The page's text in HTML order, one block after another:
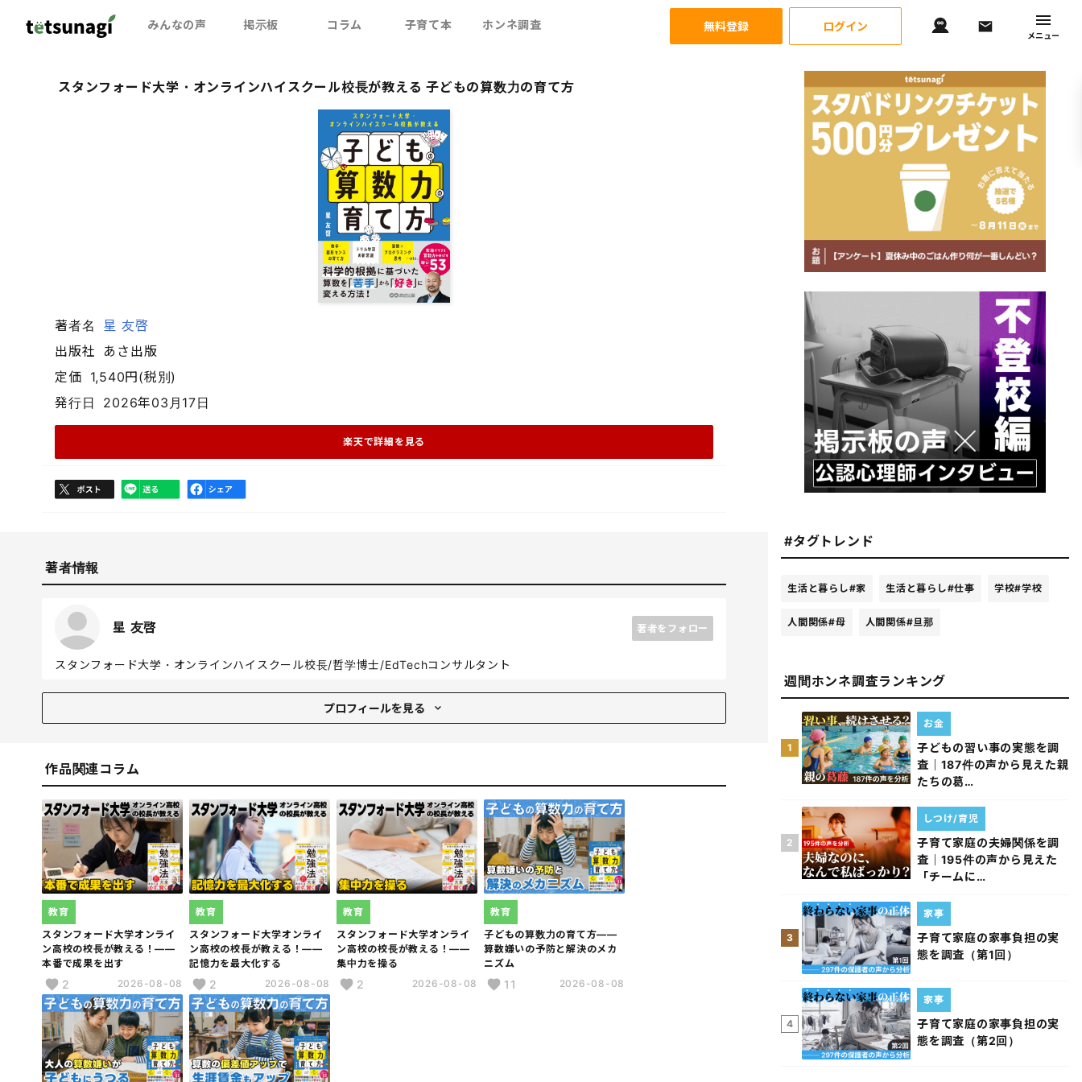
みんなの声 掲示板 コラム 子育て本 ホンネ調査 無料登録 ログイン
メニュー
スタンフォード大学・オンラインハイスクール校長が教える 子どもの算数力の育て方
著者名
星 友啓
出版社 あさ出版
定価 1,540円(税別)
発行日
2026年03月17日
楽天で詳細を見る
著者情報
星 友啓 著者をフォロー
スタンフォード大学・オンラインハイスクール校長/哲学博士/EdTechコンサルタント
プロフィールを見る
1977年東京生まれ。東京大学文学部思想文化学科哲学専修課程卒業。
タンフォード・オンラインハイスクールスタートアッププロジェクトに参加。2016年より校長に就任。現職の傍ら、哲学、
にも取り組む。
著書に『スタンフォード式生き抜く力』(ダイヤモンド社)、『スタンフォード・オンラインハイスクール校長が教える子ど
もの「考える力を伸ばす」教科書』(大和書房)、『スタンフォード大学・オンラインハイスクール校長が教える脳が一生忘
れないインプット術』(あさ出版)、『スタンフォード大学オンライン高校の校長が教える 世界の研究に基づいた 勉強法大
全』（KADOKAWA）など。
作品関連コラム
スタンフォード大学オンライ
ン高校の校長が教える！――
本番で成果を出す
教育
2 2026-08-08
スタンフォード大学オンライ
ン高校の校長が教える！――
記憶力を最大化する
教育
2 2026-08-08
スタンフォード大学オンライ
ン高校の校長が教える！――
集中力を操る
教育
2 2026-08-08
子どもの算数力の育て方――
算数嫌いの予防と解決のメカ
ニズム
教育
11 2026-08-08
#タグトレンド
生活と暮らし#家 生活と暮らし#仕事 学校#学校
人間関係#母 人間関係#旦那
週間ホンネ調査ランキング
1
子どもの習い事の実態を調
査｜187件の声から見えた親
たちの葛…
お金
2
子育て家庭の夫婦関係を調
査｜195件の声から見えた
「チームに…
しつけ/育児
3
子育て家庭の家事負担の実
態を調査（第1回）
家事
4
子育て家庭の家事負担の実
態を調査（第2回）
家事